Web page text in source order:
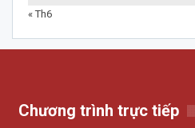
« Th6
Chương trình trực tiếp